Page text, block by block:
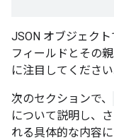
JSON オブジェク
フィールドとその
に注目してください
次のセクションで、
について説明し、
れる具体的な内容